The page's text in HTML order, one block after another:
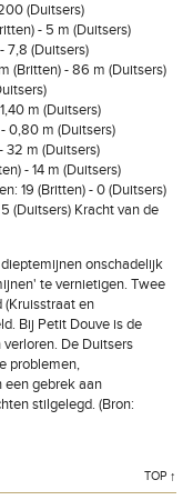
(Duitsers)
- 5 m (Duitsers)
7,8 (Duitsers)
(Britten) - 86 m (Duitsers)
m (Duitsers)
0,80 m (Duitsers)
32 m (Duitsers)
- 14 m (Duitsers)
19 (Britten) - 0 (Duitsers)
(Duitsers) Kracht van de
onschadelijk
te vernietigen. Twee
en
Bij Petit Douve is de
De Duitsers
problemen,
een gebrek aan
stilgelegd. (Bron:
TOP ↑